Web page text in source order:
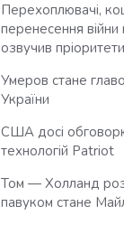
Перехоплювачі,
перенесення війни
озвучив
Умеров стане
України
США досі
технологій Patriot
Том — Холланд
павуком стане